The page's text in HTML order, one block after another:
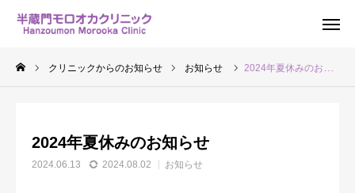
クリニックからのお知らせ お知らせ 2024年夏休みのお知らせ
2024年夏休みのお知らせ
2024.06.13 2024.08.02 お知らせ
問い合わせ アクセス
スタッフ紹介